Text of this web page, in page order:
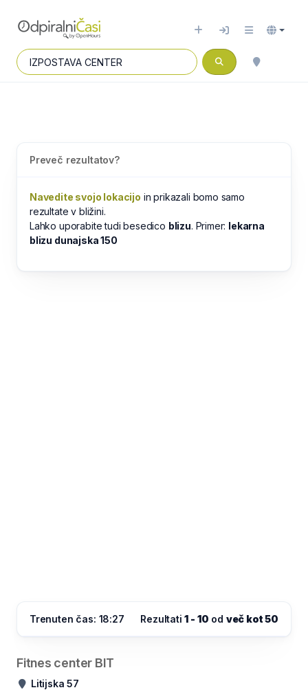
Preveč rezultatov?
Navedite svojo lokacijo in prikazali bomo samo
rezultate v bližini.
Lahko uporabite tudi besedico blizu. Primer: lekarna
blizu dunajska 150
Trenuten čas: 18:27 Rezultati1 - 10 od več kot 50
Fitnes center BIT
Litijska 57